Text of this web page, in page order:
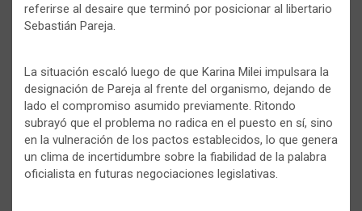
referirse al desaire que terminó por posicionar al libertario
Sebastián Pareja.
La situación escaló luego de que Karina Milei impulsara la
designación de Pareja al frente del organismo, dejando de
lado el compromiso asumido previamente. Ritondo
subrayó que el problema no radica en el puesto en sí, sino
en la vulneración de los pactos establecidos, lo que genera
un clima de incertidumbre sobre la fiabilidad de la palabra
oficialista en futuras negociaciones legislativas.